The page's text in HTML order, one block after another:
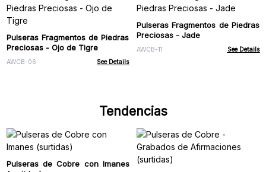
Pulseras Fragmentos de Piedras
Preciosas - Ojo de Tigre
AWCB-06 See Details
Pulseras Fragmentos de Piedras
Preciosas - Jade
AWCB-11 See Details
Tendencias
Pulseras de Cobre con Imanes